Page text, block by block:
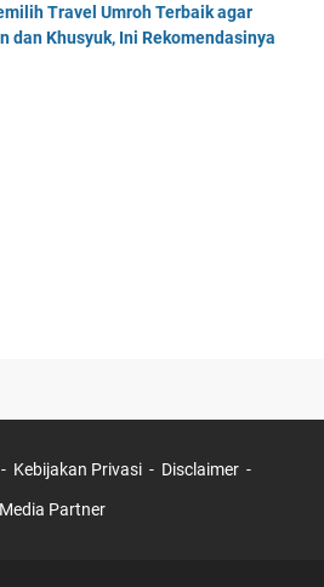
Travel Umroh Terbaik agar
dan Khusyuk, Ini Rekomendasinya
Kebijakan Privasi Disclaimer
Media Partner